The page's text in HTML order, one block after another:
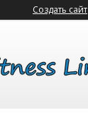
Создать сайт